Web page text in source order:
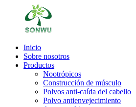
Inicio
Sobre nosotros
Productos
Nootrópicos
Construcción de músculo
Polvos anti-caída del cabello
Polvo antienvejecimiento